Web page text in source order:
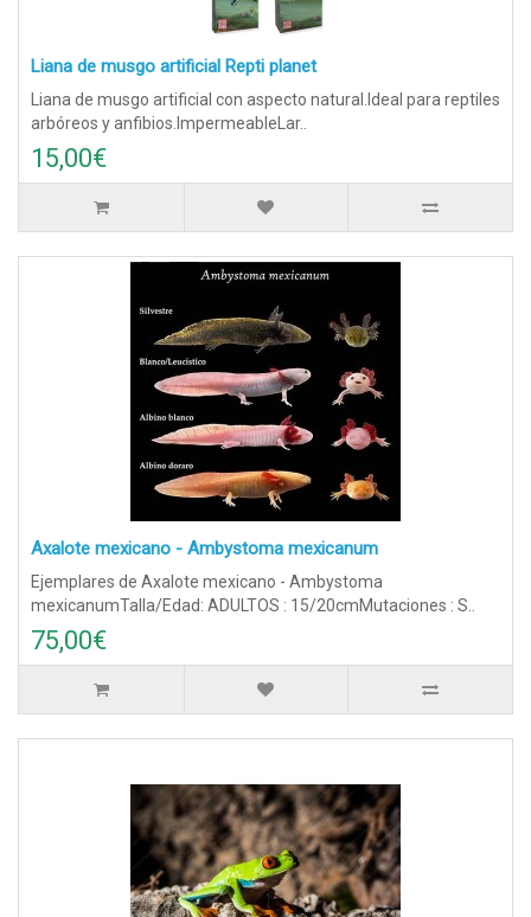
Liana de musgo artificial Repti planet
Liana de musgo artificial con aspecto natural.Ideal para reptiles
arbóreos y anfibios.ImpermeableLar..
15,00€
Axalote mexicano - Ambystoma mexicanum
Ejemplares de Axalote mexicano - Ambystoma
mexicanumTalla/Edad: ADULTOS : 15/20cmMutaciones : S..
75,00€